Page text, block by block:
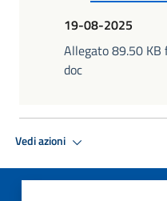
19-08-2025
Allegato 89.50 KB
doc
Vedi azioni